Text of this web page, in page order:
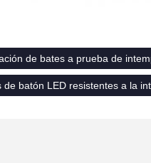
de bates a prueba de
de batón LED resistentes a la